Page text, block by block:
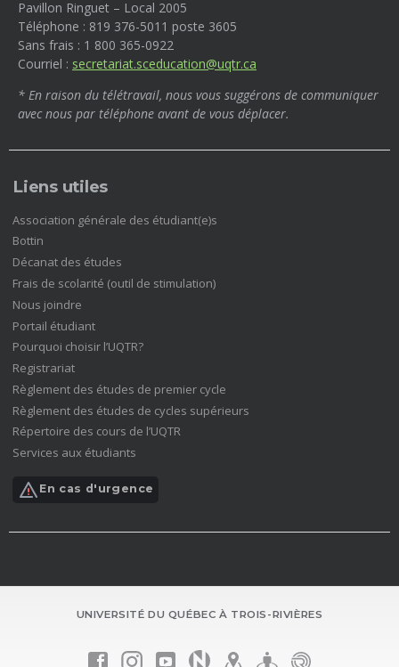
Pavillon Ringuet – Local 2005
Téléphone : 819 376-5011 poste 3605
Sans frais : 1 800 365-0922
Courriel : secretariat.sceducation@uqtr.ca
* En raison du télétravail, nous vous suggérons de communiquer
avec nous par téléphone avant de vous déplacer.
Liens utiles
Association générale des étudiant(e)s
Bottin
fenêtre)
Décanat des études
fenêtre)
Frais de scolarité (outil de stimulation)(nouvelle
Nous joindre
Portail étudiant(nouvelle
fenêtre)
Pourquoi choisir l’UQTR?(nouvelle
Registrariat(nouvelle
fenêtre)
Règlement des études de premier cycle
Règlement des études de cycles supérieurs
Répertoire des cours de l’UQTR
Services aux étudiants
En cas d'urgence
UNIVERSITÉ DU QUÉBEC À TROIS-RIVIÈRES